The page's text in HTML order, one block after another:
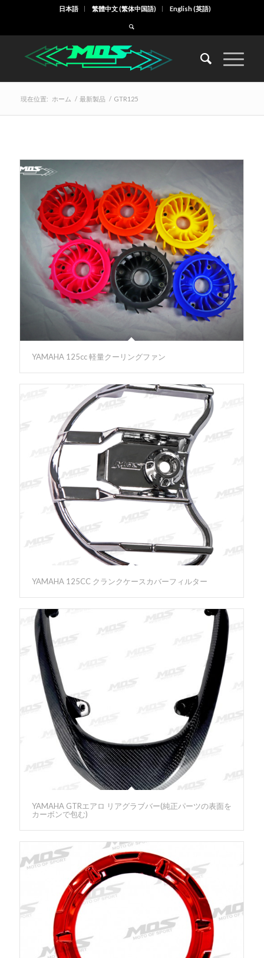
日本語 繁體中文(繁体中国語) English(英語)
現在位置: ホーム / 最新製品 / GTR125
YAMAHA 125cc 軽量クーリングファン
YAMAHA 125CC クランクケースカバーフィルター
YAMAHA GTRエアロ リアグラブバー(純正パーツの表面を
カーボンで包む)